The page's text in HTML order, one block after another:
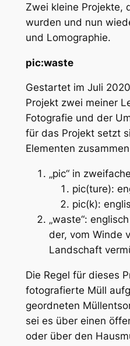
Zwei kleine Projekte,
wurden und nun
und Lomographie.
pic:waste
Gestartet im Juli
Projekt zwei meiner
Fotografie und der
für das Projekt setzt
Elementen
„pic“ in
pic(ture):
pic(k):
„waste“: englisch
der, vom Winde
Landschaft
Die Regel für dieses
fotografierte Müll
geordneten
sei es über einen
oder über den